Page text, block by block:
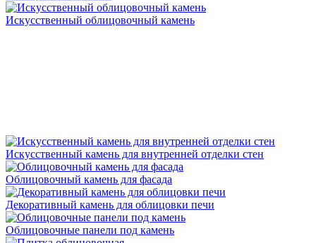
Искусственный облицовочный камень
Искусственный камень для внутренней отделки стен
Облицовочный камень для фасада
Декоративный камень для облицовки печи
Облицовочные панели под камень